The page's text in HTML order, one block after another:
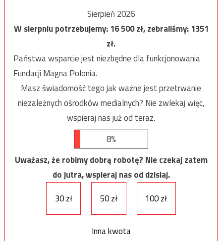
Sierpień 2026
W sierpniu potrzebujemy:16 500zł, zebraliśmy:1351
zł.
Państwa wsparcie jest niezbędne dla funkcjonowania
Fundacji Magna Polonia.
Masz świadomość tego jak ważne jest przetrwanie
niezależnych ośrodków medialnych? Nie zwlekaj więc,
wspieraj nas już od teraz.
8%
Uważasz, że robimy dobrą robotę? Nie czekaj zatem
do jutra, wspieraj nas od dzisiaj.
30 zł
50 zł 100 zł
Inna kwota